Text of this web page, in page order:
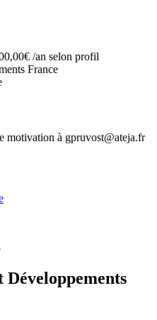
/an selon profil
France
motivation à gpruvost@ateja.fr